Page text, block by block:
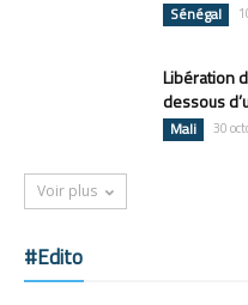
Sénégal
Libération
dessous
Mali 30
Voir plus
#Edito